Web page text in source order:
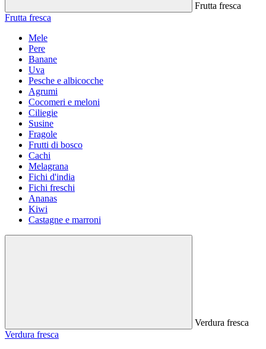
Frutta fresca
Frutta fresca
Mele
Pere
Banane
Uva
Pesche e albicocche
Agrumi
Cocomeri e meloni
Ciliegie
Susine
Fragole
Frutti di bosco
Cachi
Melagrana
Fichi d'india
Fichi freschi
Ananas
Kiwi
Castagne e marroni
Verdura fresca
Verdura fresca